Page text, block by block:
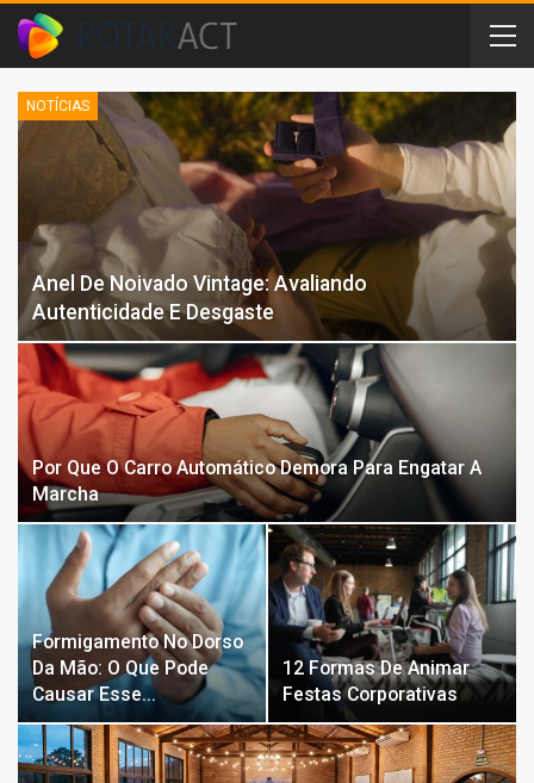
NOTÍCIAS
Anel De Noivado Vintage: Avaliando
Autenticidade E Desgaste
Por Que O Carro Automático Demora Para Engatar A
Marcha
Formigamento No Dorso
Da Mão: O Que Pode
Causar Esse…
12 Formas De Animar
Festas Corporativas